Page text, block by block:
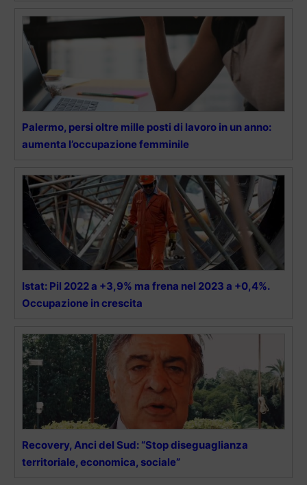
Palermo, persi oltre mille posti di lavoro in un anno:
aumenta l’occupazione femminile
Istat: Pil 2022 a +3,9% ma frena nel 2023 a +0,4%.
Occupazione in crescita
Recovery, Anci del Sud: “Stop diseguaglianza
territoriale, economica, sociale”